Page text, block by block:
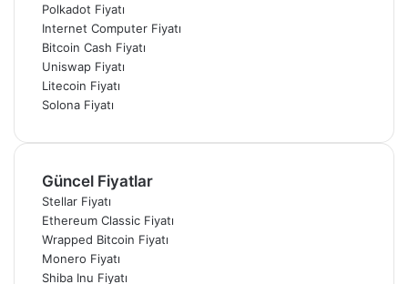
Polkadot Fiyatı
Internet Computer Fiyatı
Bitcoin Cash Fiyatı
Uniswap Fiyatı
Litecoin Fiyatı
Solona Fiyatı
Güncel Fiyatlar
Stellar Fiyatı
Ethereum Classic Fiyatı
Wrapped Bitcoin Fiyatı
Monero Fiyatı
Shiba Inu Fiyatı